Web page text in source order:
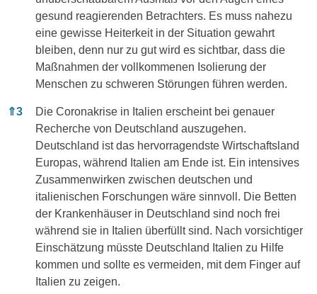
gesund reagierenden Betrachters. Es muss nahezu
eine gewisse Heiterkeit in der Situation gewahrt
bleiben, denn nur zu gut wird es sichtbar, dass die
Maßnahmen der vollkommenen Isolierung der
Menschen zu schweren Störungen führen werden.
⇑3
Die Coronakrise in Italien erscheint bei genauer
Recherche von Deutschland auszugehen.
Deutschland ist das hervorragendste Wirtschaftsland
Europas, während Italien am Ende ist. Ein intensives
Zusammenwirken zwischen deutschen und
italienischen Forschungen wäre sinnvoll. Die Betten
der Krankenhäuser in Deutschland sind noch frei
während sie in Italien überfüllt sind. Nach vorsichtiger
Einschätzung müsste Deutschland Italien zu Hilfe
kommen und sollte es vermeiden, mit dem Finger auf
Italien zu zeigen.